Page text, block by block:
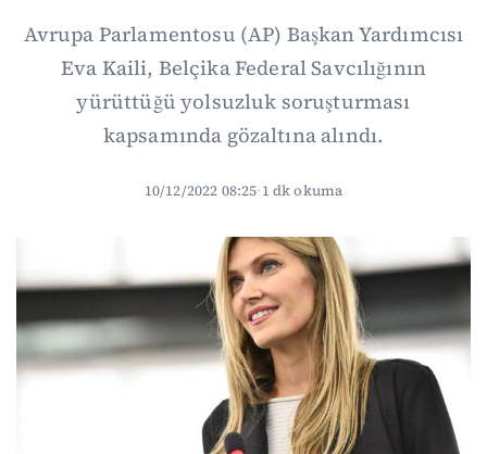
Avrupa Parlamentosu (AP) Başkan Yardımcısı
Eva Kaili, Belçika Federal Savcılığının
yürüttüğü yolsuzluk soruşturması
kapsamında gözaltına alındı.
10/12/2022 08:25·1 dk okuma